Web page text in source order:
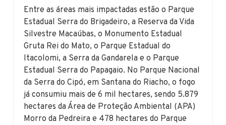
Entre as áreas mais impactadas estão o Parque
Estadual Serra do Brigadeiro, a Reserva da Vida
Silvestre Macaúbas, o Monumento Estadual
Gruta Rei do Mato, o Parque Estadual do
Itacolomi, a Serra da Gandarela e o Parque
Estadual Serra do Papagaio. No Parque Nacional
da Serra do Cipó, em Santana do Riacho, o fogo
já consumiu mais de 6 mil hectares, sendo 5.879
hectares da Área de Proteção Ambiental (APA)
Morro da Pedreira e 478 hectares do Parque